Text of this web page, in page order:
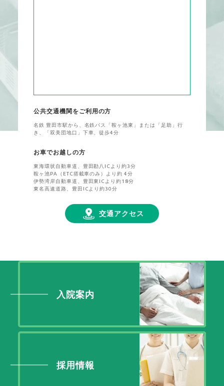
公共交通機関をご利用の方
名鉄 豊田市駅から、名鉄バス「鞍ヶ池東」または「足助」行
き、「双美団地口」下車、徒歩4分
お車でお越しの方
東海環状自動車道、豊田勘八ICより約3分
鞍ヶ池PA（ETC搭載車のみ）より約 4分
伊勢湾岸自動車道、豊田東ICより約18分
東名高速道路、豊田ICより約30分
交通アクセス
入院案内
採用情報